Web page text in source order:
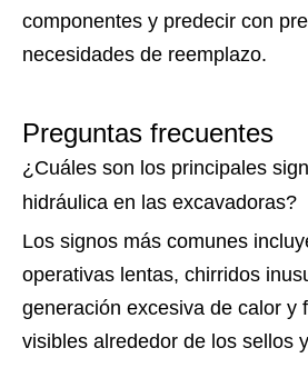
componentes y predecir con
necesidades de reemplazo.
Preguntas frecuentes
¿Cuáles son los principales
hidráulica en las excavadoras?
Los signos más comunes
operativas lentas, chirridos
generación excesiva de calor y
visibles alrededor de los sellos